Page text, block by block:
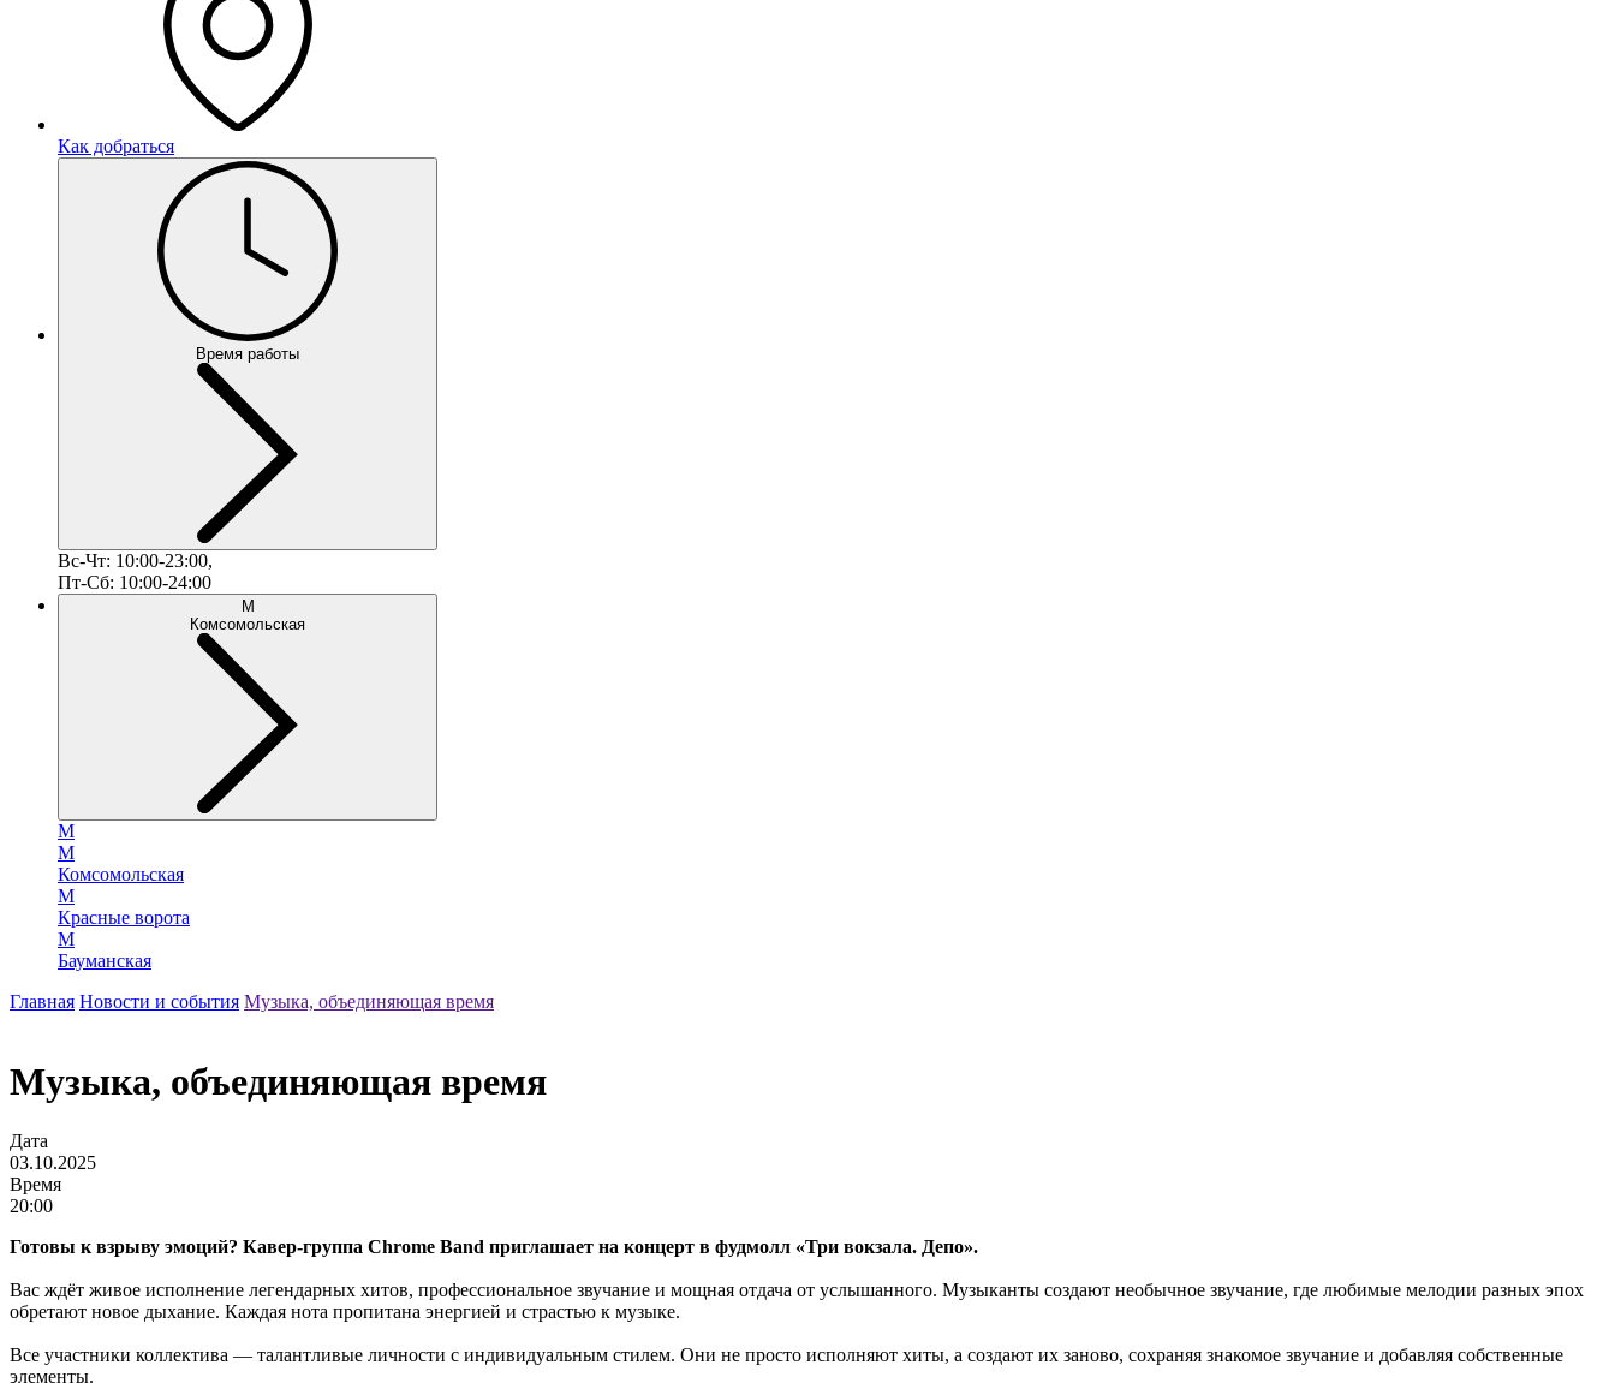
Как добраться
Время работы
Вс-Чт: 10:00-23:00,
Пт-Сб: 10:00-24:00
М
Комсомольская
М
М
Комсомольская
М
Красные ворота
М
Бауманская
Главная Новости и события Музыка, объединяющая время
Музыка, объединяющая время
Дата
03.10.2025
Время
20:00
Готовы к взрыву эмоций? Кавер-группа Chrome Band приглашает на концерт в фудмолл «Три вокзала. Депо».
Вас ждёт живое исполнение легендарных хитов, профессиональное звучание и мощная отдача от услышанного. Музыканты создают необычное звучание, где любимые мелодии разных эпох
обретают новое дыхание. Каждая нота пропитана энергией и страстью к музыке.
Все участники коллектива — талантливые личности с индивидуальным стилем. Они не просто исполняют хиты, а создают их заново, сохраняя знакомое звучание и добавляя собственные
элементы.